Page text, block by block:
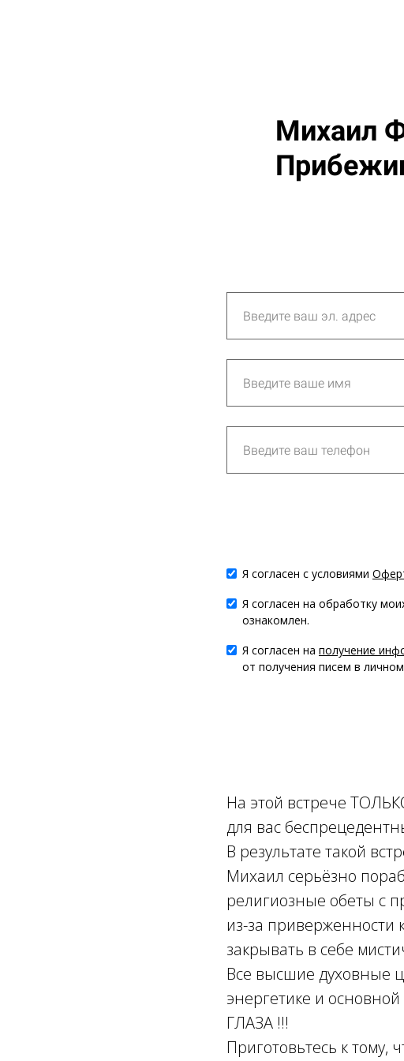
Михаил
Я согласен с условиями
Я согласен на обработку
ознакомлен.
Я согласен на получение
от получения писем в
На этой встрече
для вас
В результате такой
Михаил серьёзно
религиозные обеты с
из-за приверженности
закрывать в себе
Все высшие духовные
энергетике и
ГЛАЗА !!!
Приготовьтесь к тому,